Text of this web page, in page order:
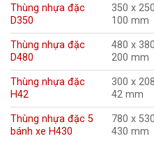
Thùng nhựa đặc
D350
350 x
100 mm
Thùng nhựa đặc
D480
480 x
200 mm
Thùng nhựa đặc
H42
300 x
42 mm
Thùng nhựa đặc 5
bánh xe H430
780 x
430 mm